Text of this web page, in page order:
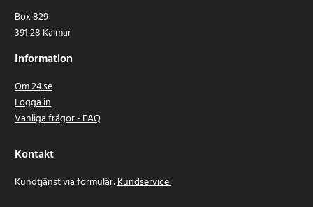
Box 829
391 28 Kalmar
Information
Om 24.se
Logga in
Vanliga frågor - FAQ
Kontakt
Kundtjänst via formulär:Kundservice